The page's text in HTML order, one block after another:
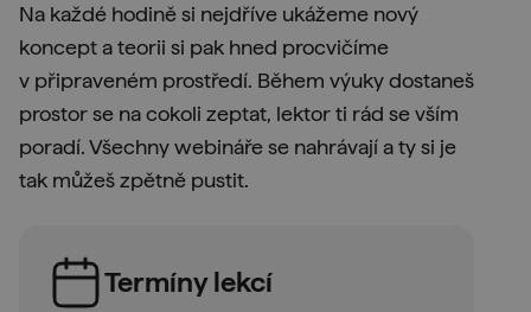
Na každé hodině si nejdříve ukážeme nový
koncept a teorii si pak hned procvičíme
v připraveném prostředí. Během výuky dostaneš
prostor se na cokoli zeptat, lektor ti rád se vším
poradí. Všechny webináře se nahrávají a ty si je
tak můžeš zpětně pustit.
Termíny lekcí